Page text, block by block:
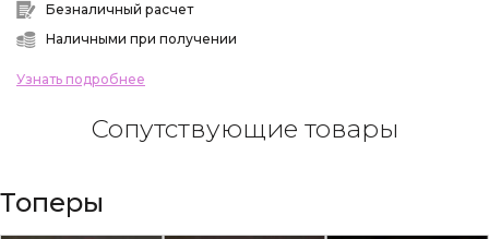
Безналичный расчет
Наличными при получении
Узнать подробнее
Сопутствующие товары
Топеры